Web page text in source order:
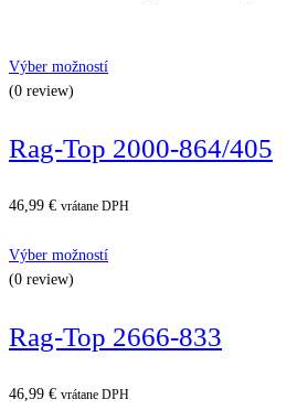
Výber možností
(0 review)
Rag-Top 2000-864/405
46,99 € vrátane DPH
Výber možností
(0 review)
Rag-Top 2666-833
46,99 € vrátane DPH